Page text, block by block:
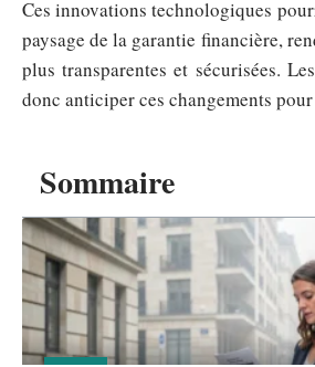
Sommaire
Ces innovations technologiques
paysage de la garantie financière,
plus transparentes et sécurisées.
donc anticiper ces changements